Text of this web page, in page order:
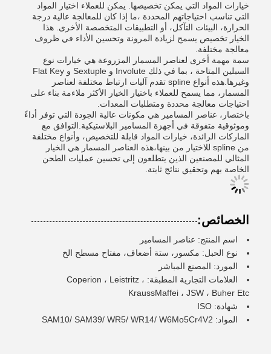
خيارات المواد التي يمكن تخصيصها. يمكن للعملاء اختيار المواد
التي تناسب احتياجاتهم المحددة ،ما إذا كان للمعالجة عالية درجة
الحرارة، البيئات التآكل، أو التطبيقات المتخصصة الأخرى. هذا
الخيار تخصيص يسمح لزيادة المرونة وتحسين الأداء في ظروف
معالجة مختلفة.
سمة مهمة أخرى لعناصر المسمار المزروعة هي خيارات نوع
السبلين المتاحة ، بما في ذلك Involute و Sextuple و Flat Key
وغيرها.هذه أنواع spline تقدم آليات ارتباط مختلفة لعناصر
المسمار، مما يسمح للعملاء باختيار الخيار الأكثر ملاءمة بناء على
احتياجات معالجة محددة ومتطلبات المعدات.
باختصار، عناصر المسامير هي مكونات عالية الجودة التي توفر أداءً
وموثوقية متفوقة في أجهزة المسامير البلاستيكية.التوافق مع
الماركات الرائدة، خيارات المواد قابلة للتخصيص، وأنواع مختلفة
من spline للاختيار من بينها،هذه العناصر المسمار هي الخيار
المثالي للمصنعين الذين يتطلعون إلى تحسين عمليات الطحن
الخاصة بهم وتحقيق نتائج ثابتة.
الخصائص:
اسم المنتج: عناصر المسامير
نوع الحبل: مكسور، ستة أضعاف، مفتاح مسطح الخ
المورد: المصنع المباشر
العلامات التجارية المطبقة: Coperion ، Leistritz ،
KraussMaffei ، JSW ، Buher Etc
شهادة: ISO
المواد: SAM10/ SAM39/ WR5/ WR14/ W6Mo5Cr4V2